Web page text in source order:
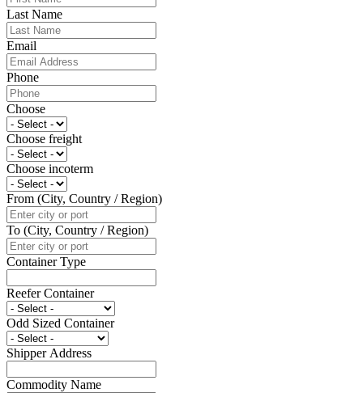
Last Name
Email
Phone
Choose
Choose freight
Choose incoterm
From (City, Country / Region)
To (City, Country / Region)
Container Type
Reefer Container
Odd Sized Container
Shipper Address
Commodity Name